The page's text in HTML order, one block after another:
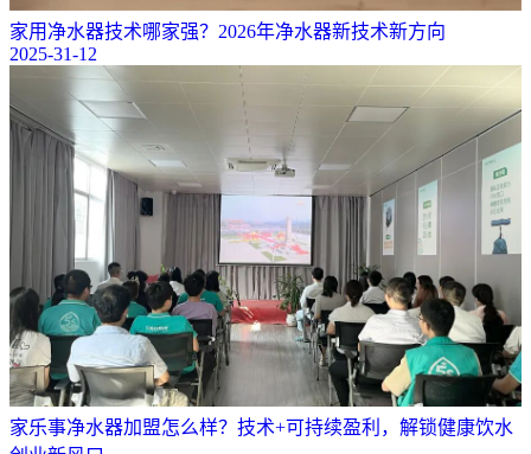
家用净水器技术哪家强？2026年净水器新技术新方向
2025-31-12
​家乐事净水器加盟怎么样？技术+可持续盈利，解锁健康饮水